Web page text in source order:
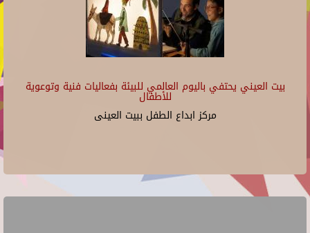
بيت العيني يحتفي باليوم العالمي للبيئة بفعاليات فنية وتوعوية
للأطفال
مركز ابداع الطفل ببيت العينى